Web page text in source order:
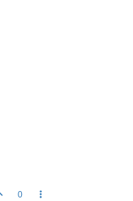
0